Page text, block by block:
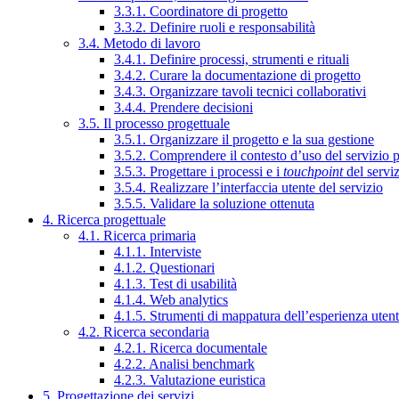
3.3.1. Coordinatore di progetto
3.3.2. Definire ruoli e responsabilità
3.4. Metodo di lavoro
3.4.1. Definire processi, strumenti e rituali
3.4.2. Curare la documentazione di progetto
3.4.3. Organizzare tavoli tecnici collaborativi
3.4.4. Prendere decisioni
3.5. Il processo progettuale
3.5.1. Organizzare il progetto e la sua gestione
3.5.2. Comprendere il contesto d’uso del servizio
3.5.3. Progettare i processi e i touchpointdel
3.5.4. Realizzare l’interfaccia utente del servizio
3.5.5. Validare la soluzione ottenuta
4. Ricerca progettuale
4.1. Ricerca primaria
4.1.1. Interviste
4.1.2. Questionari
4.1.3. Test di usabilità
4.1.4. Web analytics
4.1.5. Strumenti di mappatura dell’esperienza
4.2. Ricerca secondaria
4.2.1. Ricerca documentale
4.2.2. Analisi benchmark
4.2.3. Valutazione euristica
5. Progettazione dei servizi